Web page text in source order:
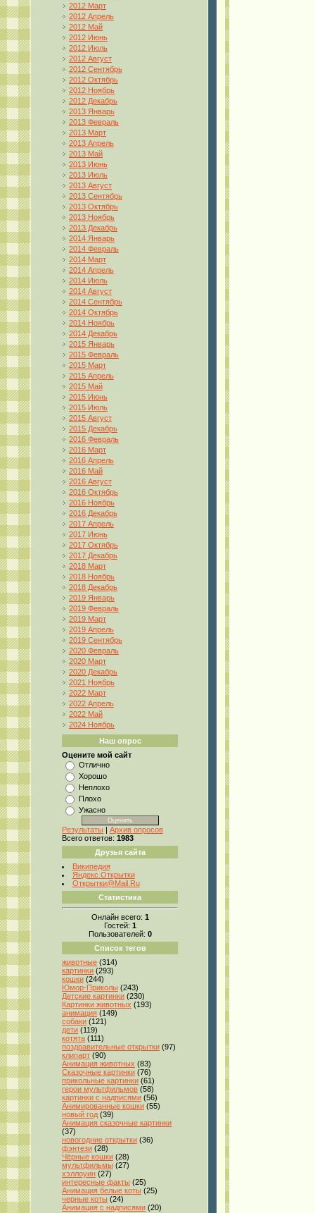
2012 Март
2012 Апрель
2012 Май
2012 Июнь
2012 Июль
2012 Август
2012 Сентябрь
2012 Октябрь
2012 Ноябрь
2012 Декабрь
2013 Январь
2013 Февраль
2013 Март
2013 Апрель
2013 Май
2013 Июнь
2013 Июль
2013 Август
2013 Сентябрь
2013 Октябрь
2013 Ноябрь
2013 Декабрь
2014 Январь
2014 Февраль
2014 Март
2014 Апрель
2014 Июль
2014 Август
2014 Сентябрь
2014 Октябрь
2014 Ноябрь
2014 Декабрь
2015 Январь
2015 Февраль
2015 Март
2015 Апрель
2015 Май
2015 Июнь
2015 Июль
2015 Август
2015 Декабрь
2016 Февраль
2016 Март
2016 Апрель
2016 Май
2016 Август
2016 Октябрь
2016 Ноябрь
2016 Декабрь
2017 Апрель
2017 Июнь
2017 Октябрь
2017 Декабрь
2018 Март
2018 Ноябрь
2018 Декабрь
2019 Январь
2019 Февраль
2019 Март
2019 Апрель
2019 Сентябрь
2020 Февраль
2020 Март
2020 Декабрь
2021 Ноябрь
2022 Март
2022 Апрель
2022 Май
2024 Ноябрь
Наш опрос
Оцените мой сайт
Отлично
Хорошо
Неплохо
Плохо
Ужасно
Результаты | Архив опросов
Всего ответов: 1983
Друзья сайта
Википедия
Яндекс.Открытки
Открытки@Mail.Ru
Статистика
Онлайн всего: 1
Гостей: 1
Пользователей: 0
Список тегов
животные (314)
картинки (293)
кошки (244)
Юмор-Приколы (243)
Детские картинки (230)
Картинки животных (193)
анимация (149)
собаки (121)
дети (119)
котята (111)
поздравительные открытки (97)
клипарт (90)
Анимация животных (83)
Сказочные картинки (76)
прикольные картинки (61)
герои мультфильмов (58)
картинки с надписями (56)
Анимированные кошки (55)
новый год (39)
Анимация сказочные картинки
(37)
новогодние открытки (36)
фэнтези (28)
Чёрные кошки (28)
мультфильмы (27)
хэллоуин (27)
интересные факты (25)
Анимация белые коты (25)
черные коты (24)
Анимация с надписями (20)